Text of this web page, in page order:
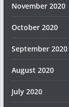
November 2020
October 2020
September 2020
August 2020
July 2020